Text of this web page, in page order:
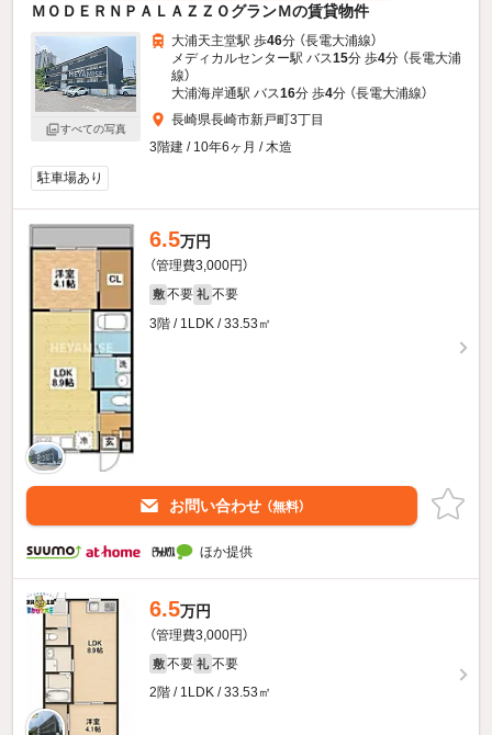
ＭＯＤＥＲＮＰＡＬＡＺＺＯグランＭの賃貸物件
すべての写真
大浦天主堂駅 歩46分 （長電大浦線）
メディカルセンター駅 バス15分 歩4分 （長電大浦
線）
大浦海岸通駅 バス16分 歩4分 （長電大浦線）
長崎県長崎市新戸町3丁目
3階建 / 10年6ヶ月 / 木造
駐車場あり
6.5万円
（管理費3,000円）
敷 不要 礼 不要
3階 / 1LDK / 33.53㎡
お問い合わせ （無料）
ほか提供
6.5万円
（管理費3,000円）
敷 不要 礼 不要
2階 / 1LDK / 33.53㎡